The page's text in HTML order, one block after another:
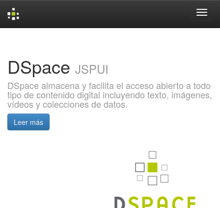
DSpace JSPUI
DSpace almacena y facilita el acceso abierto a todo
tipo de contenido digital incluyendo texto, imágenes,
vídeos y colecciones de datos.
Leer más